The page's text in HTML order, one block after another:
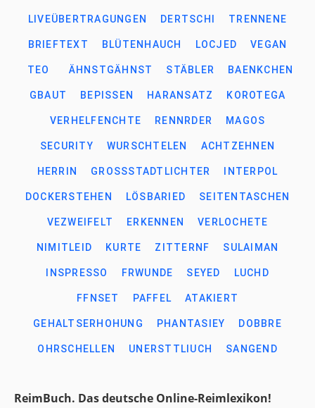
LIVEÜBERTRAGUNGEN DERTSCHI TRENNENE
BRIEFTEXT BLÜTENHAUCH LOCJED VEGAN
TEO ÄHNSTGÄHNST STÄBLER BAENKCHEN
GBAUT BEPISSEN HARANSATZ KOROTEGA
VERHELFENCHTE RENNRDER MAGOS
SECURITY WURSCHTELEN ACHTZEHNEN
HERRIN GROSSSTADTLICHTER INTERPOL
DOCKERSTEHEN LÖSBARIED SEITENTASCHEN
VEZWEIFELT ERKENNEN VERLOCHETE
NIMITLEID KURTE ZITTERNF SULAIMAN
INSPRESSO FRWUNDE SEYED LUCHD
FFNSET PAFFEL ATAKIERT
GEHALTSERHOHUNG PHANTASIEY DOBBRE
OHRSCHELLEN UNERSTTLIUCH SANGEND
ReimBuch. Das deutsche Online-Reimlexikon!